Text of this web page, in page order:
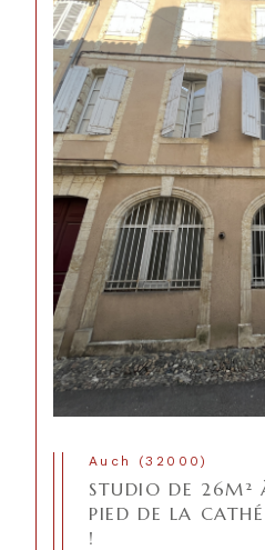
Auch (32000)
STUDIO DE 26M²
PIED DE LA
!